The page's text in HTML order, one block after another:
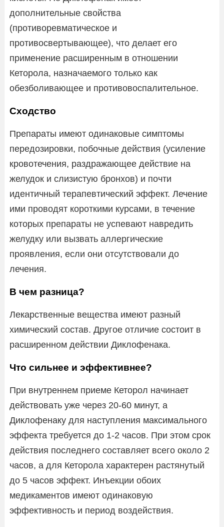
дополнительные свойства
(противоревматическое и
противосвертывающее), что делает его
применение расширенным в отношении
Кеторола, назначаемого только как
обезболивающее и противовоспалительное.
Сходство
Препараты имеют одинаковые симптомы
передозировки, побочные действия (усиление
кровотечения, раздражающее действие на
желудок и слизистую бронхов) и почти
идентичный терапевтический эффект. Лечение
ими проводят короткими курсами, в течение
которых препараты не успевают навредить
желудку или вызвать аллергические
проявления, если они отсутствовали до
лечения.
В чем разница?
Лекарственные вещества имеют разный
химический состав. Другое отличие состоит в
расширенном действии Диклофенака.
Что сильнее и эффективнее?
При внутреннем приеме Кеторол начинает
действовать уже через 20-60 минут, а
Диклофенаку для наступления максимального
эффекта требуется до 1-2 часов. При этом срок
действия последнего составляет всего около 2
часов, а для Кеторола характерен растянутый
до 5 часов эффект. Инъекции обоих
медикаментов имеют одинаковую
эффективность и период воздействия.